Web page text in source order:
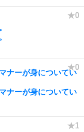
ナーが身についてい
ナーが身についてい